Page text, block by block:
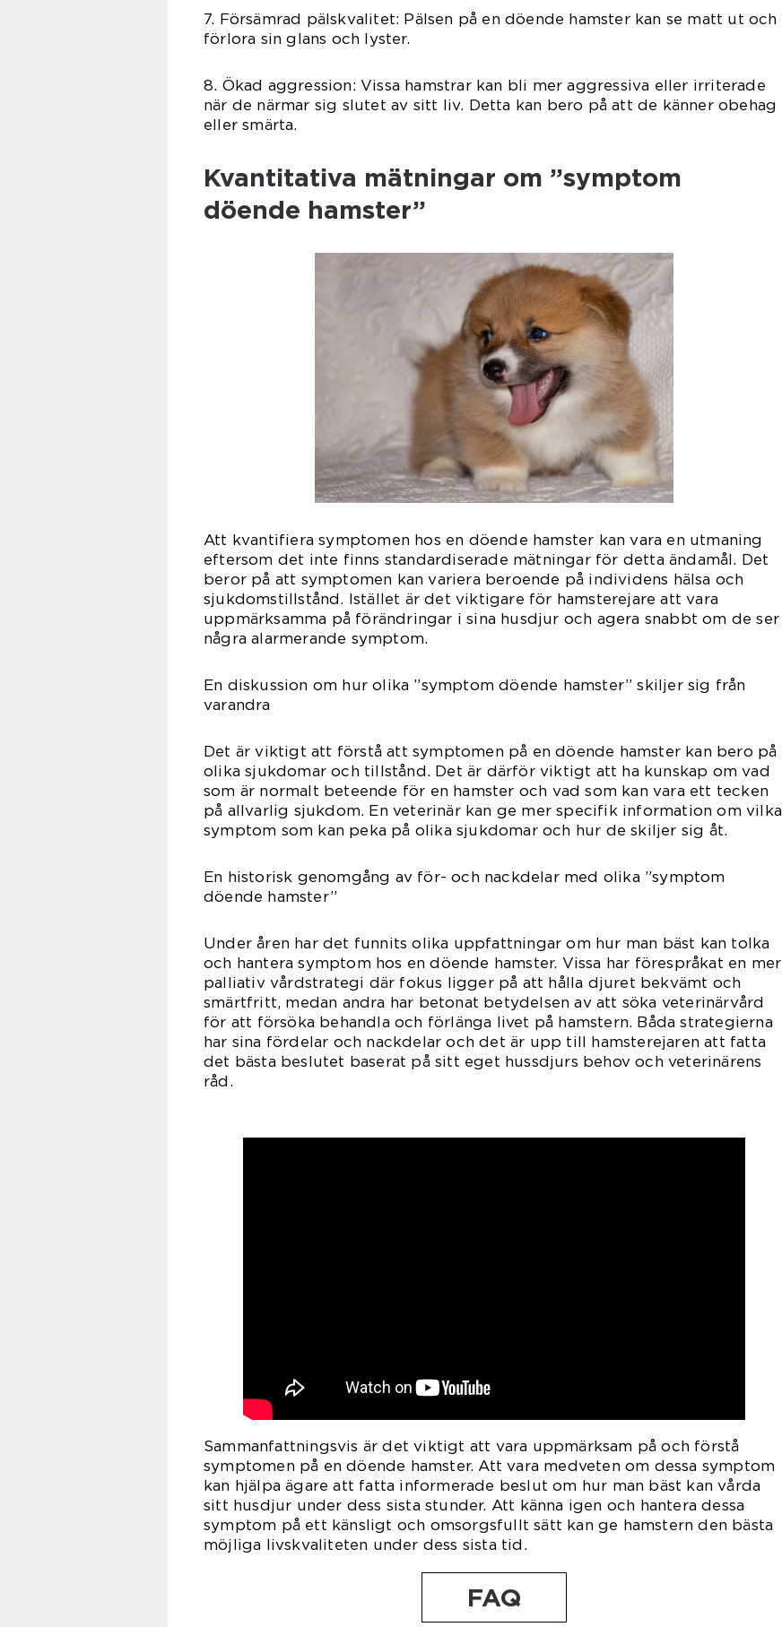
7. Försämrad pälskvalitet: Pälsen på en döende hamster kan se matt ut och
förlora sin glans och lyster.
8. Ökad aggression: Vissa hamstrar kan bli mer aggressiva eller irriterade
när de närmar sig slutet av sitt liv. Detta kan bero på att de känner obehag
eller smärta.
Kvantitativa mätningar om ”symptom
döende hamster”
Att kvantifiera symptomen hos en döende hamster kan vara en utmaning
eftersom det inte finns standardiserade mätningar för detta ändamål. Det
beror på att symptomen kan variera beroende på individens hälsa och
sjukdomstillstånd. Istället är det viktigare för hamsterejare att vara
uppmärksamma på förändringar i sina husdjur och agera snabbt om de ser
några alarmerande symptom.
En diskussion om hur olika ”symptom döende hamster” skiljer sig från
varandra
Det är viktigt att förstå att symptomen på en döende hamster kan bero på
olika sjukdomar och tillstånd. Det är därför viktigt att ha kunskap om vad
som är normalt beteende för en hamster och vad som kan vara ett tecken
på allvarlig sjukdom. En veterinär kan ge mer specifik information om vilka
symptom som kan peka på olika sjukdomar och hur de skiljer sig åt.
En historisk genomgång av för- och nackdelar med olika ”symptom
döende hamster”
Under åren har det funnits olika uppfattningar om hur man bäst kan tolka
och hantera symptom hos en döende hamster. Vissa har förespråkat en mer
palliativ vårdstrategi där fokus ligger på att hålla djuret bekvämt och
smärtfritt, medan andra har betonat betydelsen av att söka veterinärvård
för att försöka behandla och förlänga livet på hamstern. Båda strategierna
har sina fördelar och nackdelar och det är upp till hamsterejaren att fatta
det bästa beslutet baserat på sitt eget hussdjurs behov och veterinärens
råd.
Sammanfattningsvis är det viktigt att vara uppmärksam på och förstå
symptomen på en döende hamster. Att vara medveten om dessa symptom
kan hjälpa ägare att fatta informerade beslut om hur man bäst kan vårda
sitt husdjur under dess sista stunder. Att känna igen och hantera dessa
symptom på ett känsligt och omsorgsfullt sätt kan ge hamstern den bästa
möjliga livskvaliteten under dess sista tid.
FAQ